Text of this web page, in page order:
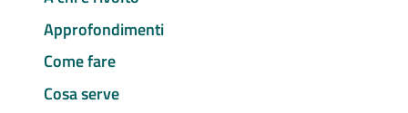
Approfondimenti
Come fare
Cosa serve